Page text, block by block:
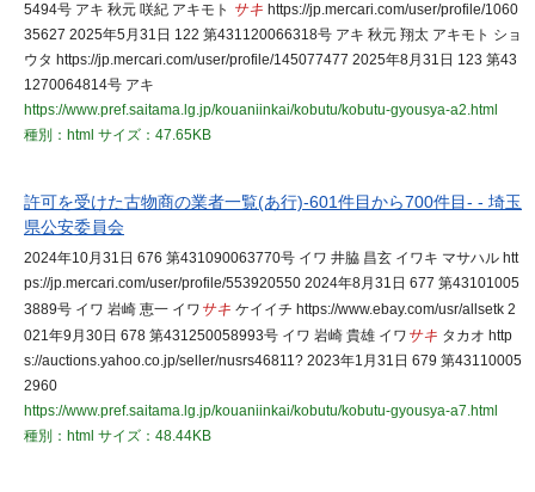
5494号 アキ 秋元 咲紀 アキモト サキ https://jp.mercari.com/user/profile/1060
35627 2025年5月31日 122 第431120066318号 アキ 秋元 翔太 アキモト ショ
ウタ https://jp.mercari.com/user/profile/145077477 2025年8月31日 123 第43
1270064814号 アキ
https://www.pref.saitama.lg.jp/kouaniinkai/kobutu/kobutu-gyousya-a2.html
種別：html サイズ：47.65KB
許可を受けた古物商の業者一覧(あ行)-601件目から700件目- - 埼玉
県公安委員会
2024年10月31日 676 第431090063770号 イワ 井脇 昌玄 イワキ マサハル htt
ps://jp.mercari.com/user/profile/553920550 2024年8月31日 677 第43101005
3889号 イワ 岩崎 恵一 イワ サキ ケイイチ https://www.ebay.com/usr/allsetk 2
021年9月30日 678 第431250058993号 イワ 岩崎 貴雄 イワ サキ タカオ http
s://auctions.yahoo.co.jp/seller/nusrs46811? 2023年1月31日 679 第43110005
2960
https://www.pref.saitama.lg.jp/kouaniinkai/kobutu/kobutu-gyousya-a7.html
種別：html サイズ：48.44KB